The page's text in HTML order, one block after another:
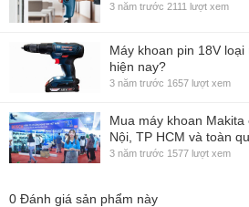
3 năm trước 2111 lượt xem
Máy khoan pin 18V
hiện nay?
3 năm trước 1657 lượt xem
Mua máy khoan
Nội, TP HCM và toàn
3 năm trước 1577 lượt xem
0 Đánh giá sản phẩm này